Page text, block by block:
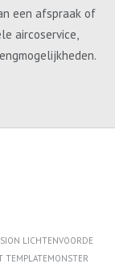
een afspraak of
aircoservice,
LICHTENVOORDE
TEMPLATEMONSTER